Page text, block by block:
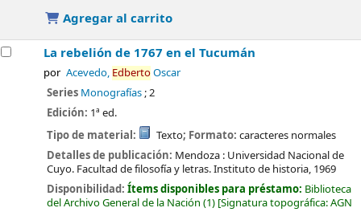
Agregar al carrito
La rebelión de 1767 en el Tucumán
por Acevedo, EdbertoOscar
Series Monografías; 2
Edición: 1ª ed.
Tipo de material:
Texto; Formato: caracteres normales
Detalles de publicación: Mendoza : Universidad Nacional de
Cuyo. Facultad de filosofía y letras. Instituto de historia, 1969
Disponibilidad:Ítems disponibles para préstamo: Biblioteca
del Archivo General de la Nación (1) Signatura topográfica:AGN